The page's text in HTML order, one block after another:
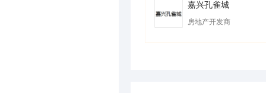
嘉兴孔雀城
房地产开发商